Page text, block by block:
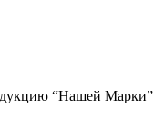
“Нашей Марки”